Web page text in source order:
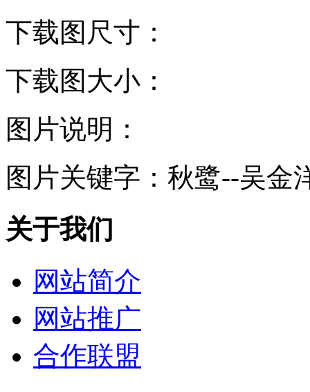
下载图尺寸：
下载图大小：
图片说明：
图片关键字： 秋鹭--吴金
关于我们
网站简介
网站推广
合作联盟